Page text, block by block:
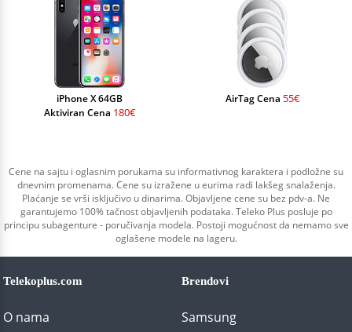
iPhone X 64GB
Aktiviran Cena 180€
AirTag Cena 55€
Cene na sajtu i oglasnim porukama su informativnog karaktera i podložne su
dnevnim promenama. Cene su izražene u eurima radi lakšeg snalaženja.
Plaćanje se vrši isključivo u dinarima. Objavljene cene su bez pdv-a. Ne
garantujemo 100% tačnost objavljenih podataka. Teleko Plus posluje po
principu subagenture - poručivanja modela. Postoji mogućnost da nemamo sve
oglašene modele na lageru.
Telekoplus.com
O nama
Brendovi
Samsung